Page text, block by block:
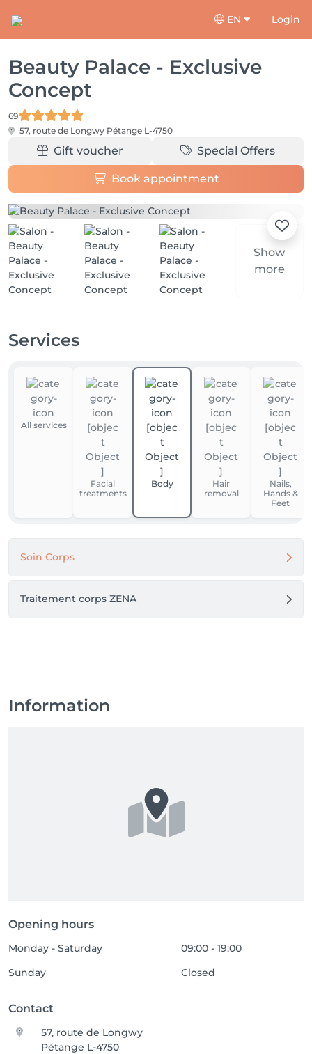
EN Login
Beauty Palace - Exclusive
Concept
69
57, route de Longwy Pétange L-4750
Gift voucher Special Offers
Book appointment
Show
more
Services
All services
Facial
treatments
Body
Hair
removal
Nails,
Hands &
Feet
Soin Corps
Traitement corps ZENA
Information
Opening hours
Monday - Saturday
09:00 - 19:00
Sunday
Closed
Contact
57, route de Longwy
Pétange L-4750